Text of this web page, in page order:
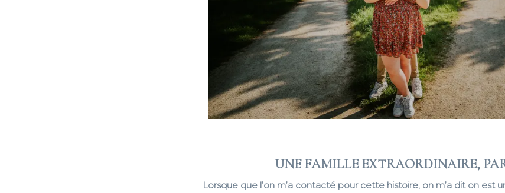
UNE FAMILLE EXTRAORDINAIRE,
Lorsque que l’on m’a contacté pour cette histoire, on m’a dit on est